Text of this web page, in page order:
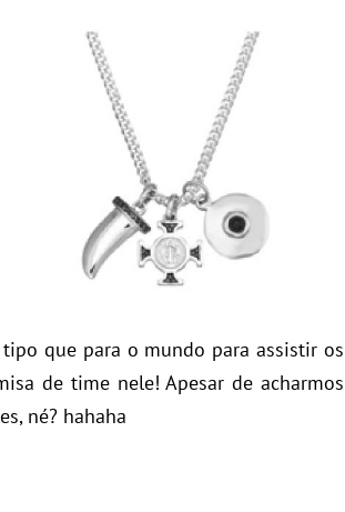
que para o mundo para assistir os
de time nele! Apesar de acharmos
né? hahaha